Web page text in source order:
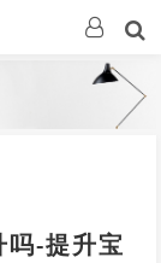
吗-提升宝